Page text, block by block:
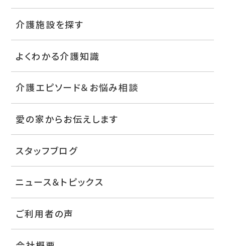
介護施設を探す
よくわかる介護知識
介護エピソード＆お悩み相談
愛の家からお伝えします
スタッフブログ
ニュース＆トピックス
ご利用者の声